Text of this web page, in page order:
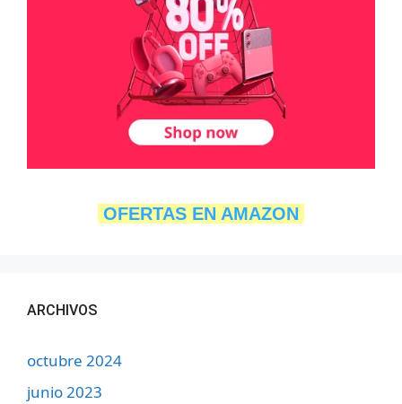
OFERTAS EN AMAZON
ARCHIVOS
octubre 2024
junio 2023